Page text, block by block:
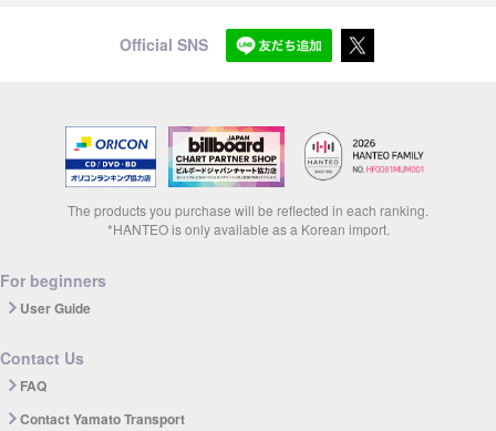
Official SNS
The products you purchase will be reflected in each ranking.
*HANTEO is only available as a Korean import.
For beginners
User Guide
Contact Us
FAQ
Contact Yamato Transport